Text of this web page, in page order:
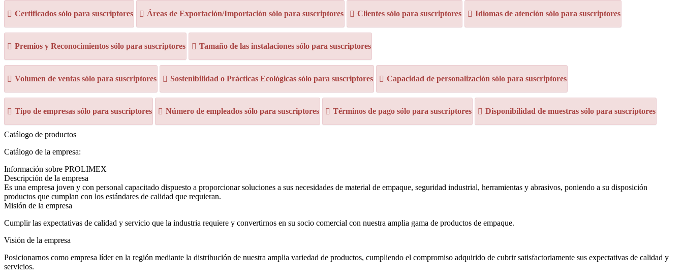
Certificados sólo para suscriptores Áreas de Exportación/Importación sólo para suscriptores Clientes sólo para suscriptores Idiomas de atención sólo para suscriptores
Premios y Reconocimientos sólo para suscriptores Tamaño de las instalaciones sólo para suscriptores
Volumen de ventas sólo para suscriptores Sostenibilidad o Prácticas Ecológicas sólo para suscriptores Capacidad de personalización sólo para suscriptores
Tipo de empresas sólo para suscriptores Número de empleados sólo para suscriptores Términos de pago sólo para suscriptores Disponibilidad de muestras sólo para suscriptores
Catálogo de productos
Catálogo de la empresa:
Información sobre PROLIMEX
Descripción de la empresa
Es una empresa joven y con personal capacitado dispuesto a proporcionar soluciones a sus necesidades de material de empaque, seguridad industrial, herramientas y abrasivos, poniendo a su disposición
productos que cumplan con los estándares de calidad que requieran.
Misión de la empresa
Cumplir las expectativas de calidad y servicio que la industria requiere y convertirnos en su socio comercial con nuestra amplia gama de productos de empaque.
Visión de la empresa
Posicionarnos como empresa líder en la región mediante la distribución de nuestra amplia variedad de productos, cumpliendo el compromiso adquirido de cubrir satisfactoriamente sus expectativas de calidad y
servicios.